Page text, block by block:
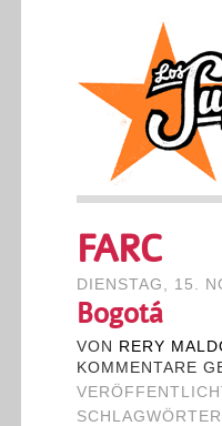
FARC
DIENSTAG, 15.
Bogotá
VON
RERY
KOMMENTARE